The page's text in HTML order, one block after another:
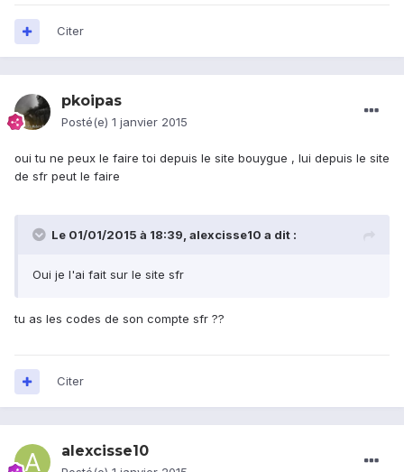
Citer
pkoipas
Posté(e) 1 janvier 2015
oui tu ne peux le faire toi depuis le site bouygue , lui depuis le site
de sfr peut le faire
Le 01/01/2015 à 18:39, alexcisse10 a dit :
Oui je l'ai fait sur le site sfr
tu as les codes de son compte sfr ??
Citer
alexcisse10